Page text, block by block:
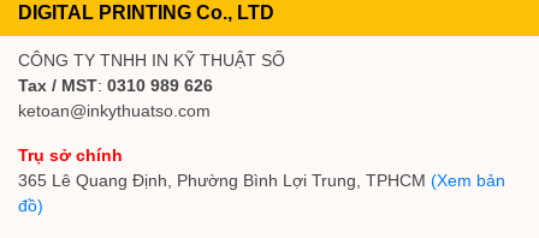
DIGITAL PRINTING Co., LTD
CÔNG TY TNHH IN KỸ THUẬT SỐ
Tax / MST: 0310 989 626
ketoan@inkythuatso.com
Trụ sở chính
365 Lê Quang Định, Phường Bình Lợi Trung, TPHCM (Xem bản
đồ)